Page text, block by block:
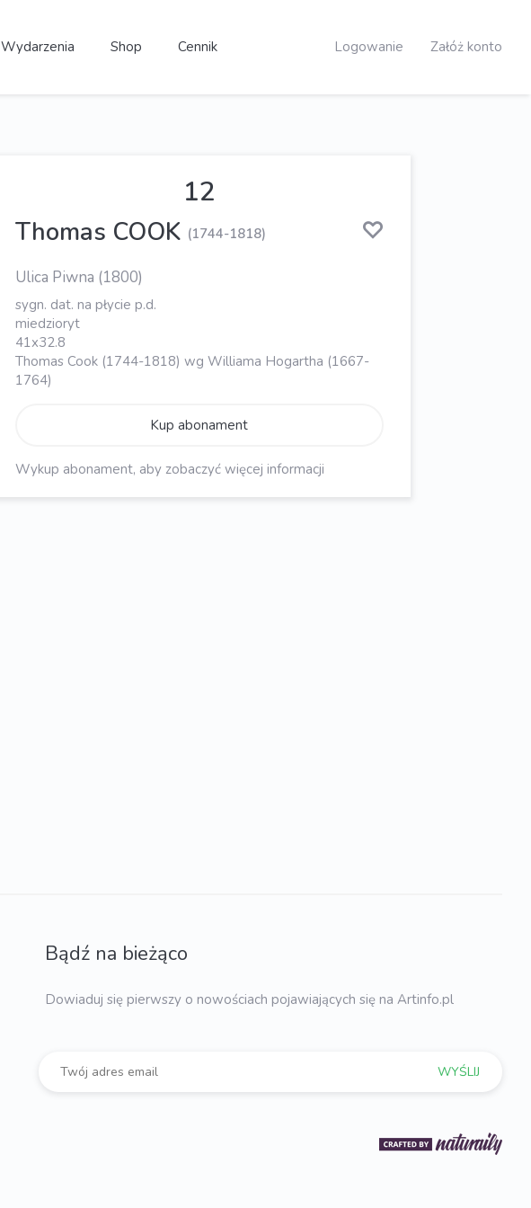
Wydarzenia Shop Cennik Logowanie Załóż konto
12
Thomas COOK (1744-1818)
Ulica Piwna (1800)
sygn. dat. na płycie p.d.
miedzioryt
41x32.8
Thomas Cook (1744-1818) wg Williama Hogartha (1667-
1764)
Kup abonament
Wykup abonament, aby zobaczyć więcej informacji
Bądź na bieżąco
Dowiaduj się pierwszy o nowościach pojawiających się na Artinfo.pl
WYŚLIJ